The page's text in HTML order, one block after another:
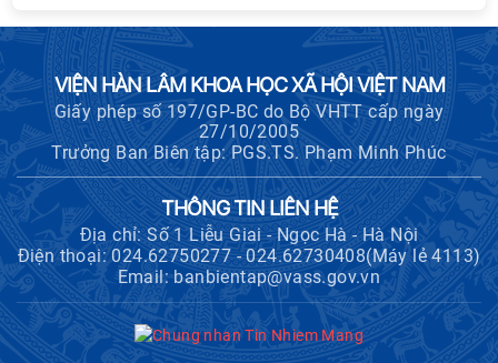
VIỆN HÀN LÂM KHOA HỌC XÃ HỘI VIỆT NAM
Giấy phép số 197/GP-BC do Bộ VHTT cấp ngày
27/10/2005
Trưởng Ban Biên tập: PGS.TS. Phạm Minh Phúc
THÔNG TIN LIÊN HỆ
Địa chỉ: Số 1 Liễu Giai - Ngọc Hà - Hà Nội
Điện thoại: 024.62750277 - 024.62730408(Máy lẻ 4113)
Email: banbientap@vass.gov.vn